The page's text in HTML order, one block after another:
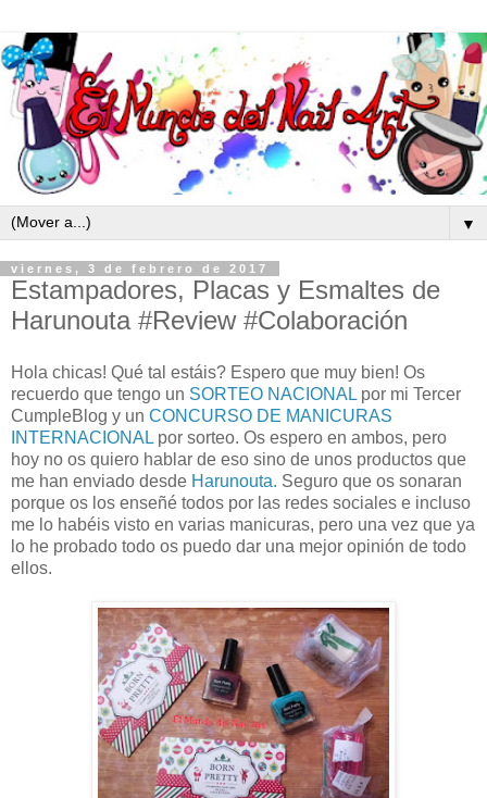
▼
viernes, 3 de febrero de 2017
Estampadores, Placas y Esmaltes de
Harunouta #Review #Colaboración
Hola chicas! Qué tal estáis? Espero que muy bien! Os
recuerdo que tengo un SORTEO NACIONAL por mi Tercer
CumpleBlog y un CONCURSO DE MANICURAS
INTERNACIONAL por sorteo. Os espero en ambos, pero
hoy no os quiero hablar de eso sino de unos productos que
me han enviado desde Harunouta. Seguro que os sonaran
porque os los enseñé todos por las redes sociales e incluso
me lo habéis visto en varias manicuras, pero una vez que ya
lo he probado todo os puedo dar una mejor opinión de todo
ellos.